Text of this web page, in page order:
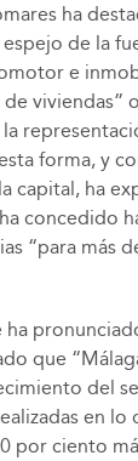
ha
espejo de la
e
viviendas”
forma, y
capital, ha
concedido
“para más
ha
que
del
en lo
por ciento